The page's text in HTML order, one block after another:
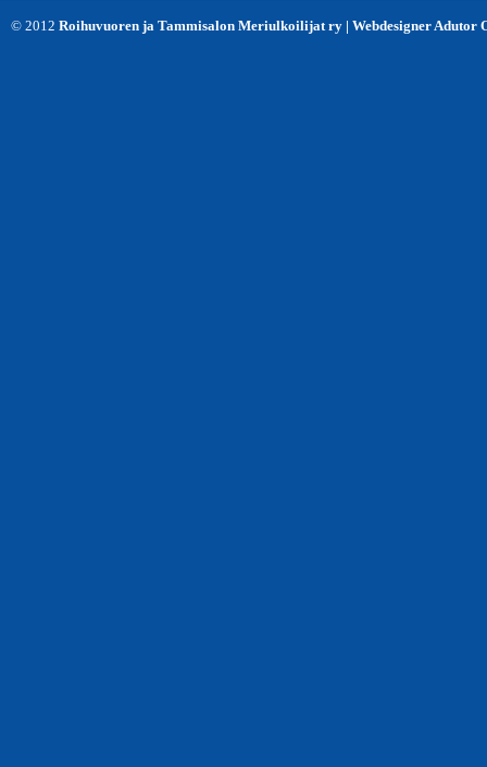
© 2012 Roihuvuoren ja Tammisalon Meriulkoilijat ry | Webdesigner Adutor